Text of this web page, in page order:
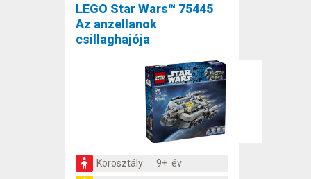
LEGO Star Wars™ 75445
Az anzellanok
csillaghajója
Korosztály:
9+ év